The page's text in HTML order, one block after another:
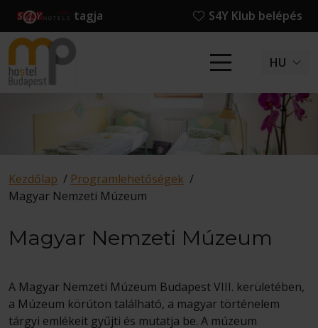
tagja S4Y Klub belépés
HU
Kezdőlap / Programlehetőségek /
Magyar Nemzeti Múzeum
Magyar Nemzeti Múzeum
A Magyar Nemzeti Múzeum Budapest VIII. kerületében,
a Múzeum körúton található, a magyar történelem
tárgyi emlékeit gyűjti és mutatja be. A múzeum